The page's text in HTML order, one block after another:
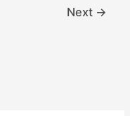
Next →